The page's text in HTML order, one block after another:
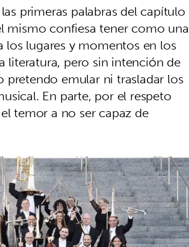
primeras palabras del capítulo
mismo confiesa tener como una
los lugares y momentos en los
literatura, pero sin intención de
pretendo emular ni trasladar los
En parte, por el respeto
temor a no ser capaz de